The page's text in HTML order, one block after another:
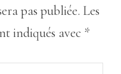
pas publiée. Les
indiqués avec *